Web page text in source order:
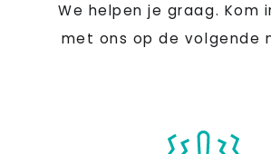
We helpen je graag. Kom
met ons op de volgende